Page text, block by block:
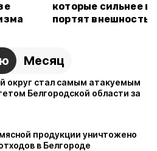
которые сильнее
портят внешность
Месяц
округ стал самым атакуемым
Белгородской области за
продукции уничтожено
в Белгороде